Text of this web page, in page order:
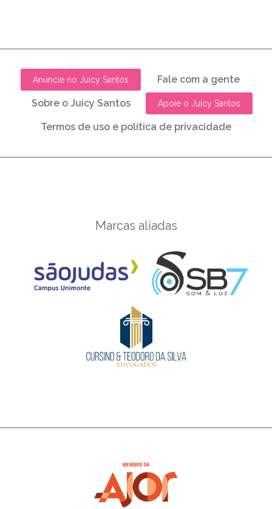
Anuncie no Juicy Santos Fale com a gente
Sobre o Juicy Santos Apoie o Juicy Santos
Termos de uso e política de privacidade
Marcas aliadas